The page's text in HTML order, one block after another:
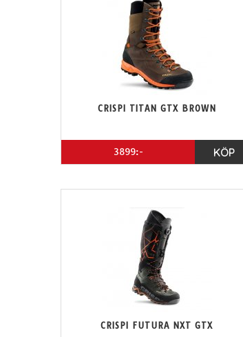
CRISPI TITAN GTX BROWN
3899:- KÖP
CRISPI FUTURA NXT GTX